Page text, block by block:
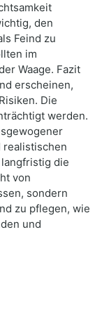
den
Feind zu
im
Waage. Fazit
erscheinen,
Die
werden.
realistischen
die
von
sondern
zu pflegen, wie
und